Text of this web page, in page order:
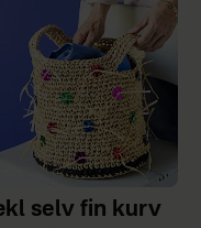
selv fin kurv